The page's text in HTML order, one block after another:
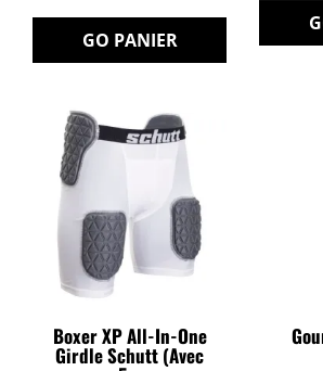
GO PANIER
Boxer XP All-In-One
Girdle Schutt (avec